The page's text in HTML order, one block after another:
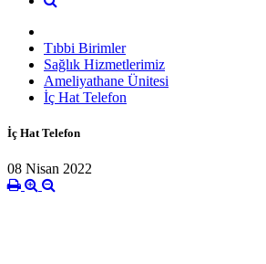
Tıbbi Birimler
Sağlık Hizmetlerimiz
Ameliyathane Ünitesi
İç Hat Telefon
İç Hat Telefon
08 Nisan 2022